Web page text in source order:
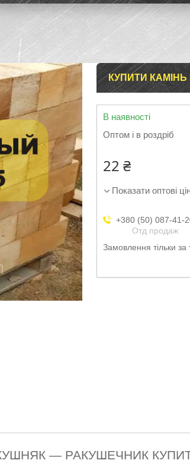
КУПИТИ
В наявності
Оптом і в роздріб
22 ₴
Показати оптові
+380 (50) 087-41-
Отд продаж
Замовлення тільки
— РАКУШЕЧНИК